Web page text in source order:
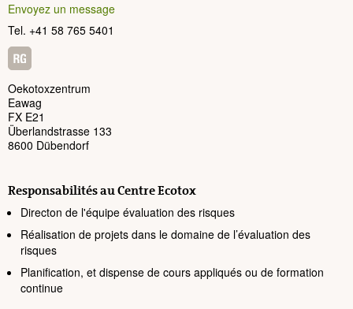
Envoyez un message
Tel. +41 58 765 5401
Oekotoxzentrum
Eawag
FX E21
Überlandstrasse 133
8600 Dübendorf
Responsabilités au Centre Ecotox
Directon de l'équipe évaluation des risques
Réalisation de projets dans le domaine de l’évaluation des
risques
Planification, et dispense de cours appliqués ou de formation
continue